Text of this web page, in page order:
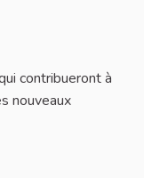
contribueront à
nouveaux